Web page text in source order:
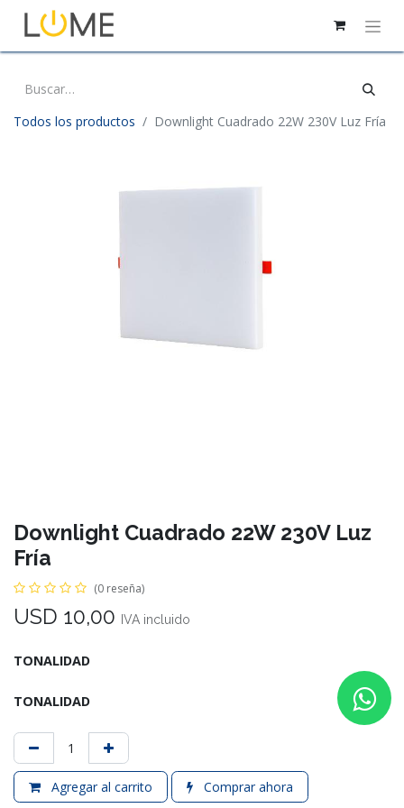
Todos los productos Downlight Cuadrado 22W 230V Luz Fría
Downlight Cuadrado 22W 230V Luz
Fría
(0 reseña)
USD 10,00 IVA incluido
TONALIDAD
TONALIDAD
Agregar al carrito Comprar ahora